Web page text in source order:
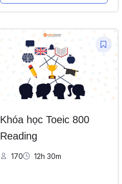
Khóa học Toeic 800
Reading
170 12h 30m